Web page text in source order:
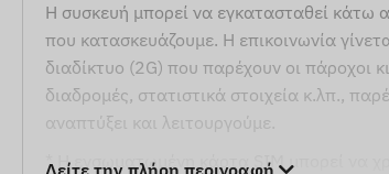
Η συσκευή μπορεί να εγκατασταθεί κάτω
που κατασκευάζουμε. Η επικοινωνία
διαδίκτυο (2G) που παρέχουν οι πάροχοι
διαδρομές, στατιστικά στοιχεία κ.λπ.,
αναπτύξει και λειτουργούμε.
* Η ενσωματωμένη κάρτα SIM μπορεί να
Δείτε την πλήρη περιγραφή